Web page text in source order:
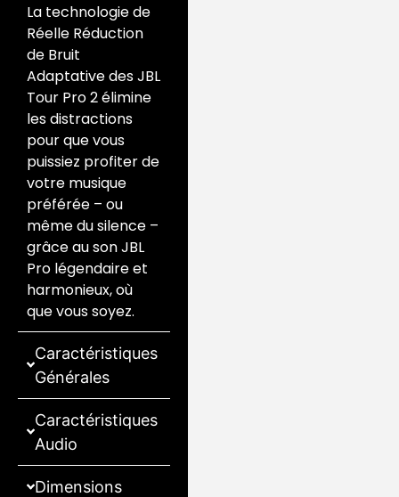
La technologie de
Réelle Réduction
de Bruit
Adaptative des JBL
Tour Pro 2 élimine
les distractions
pour que vous
puissiez profiter de
votre musique
préférée – ou
même du silence –
grâce au son JBL
Pro légendaire et
harmonieux, où
que vous soyez.
Caractéristiques
Générales
Caractéristiques
Audio
Dimensions